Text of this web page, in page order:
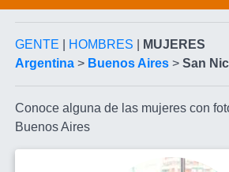
GENTE HOMBRES
MUJERES
Argentina > Buenos Aires > San
Conoce alguna de las mujeres con
Buenos Aires